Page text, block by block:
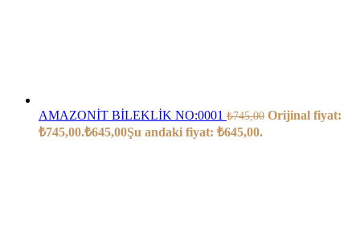
AMAZONİT BİLEKLİK NO:0001 ₺745,00 Orijinal fiyat:
₺745,00.₺645,00Şu andaki fiyat: ₺645,00.